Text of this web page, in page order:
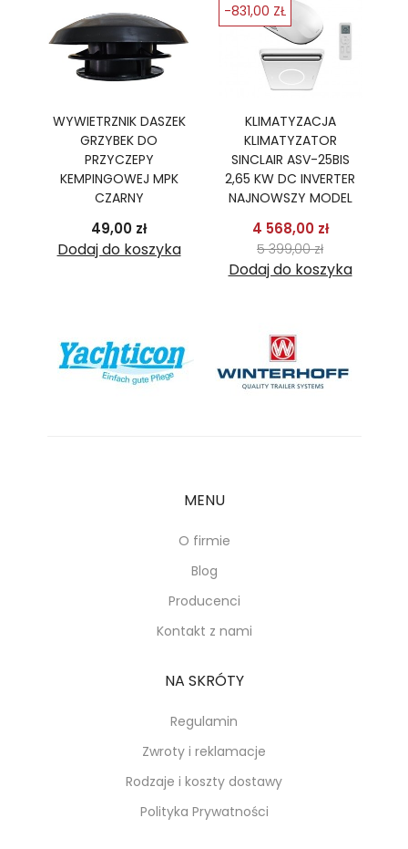
WYWIETRZNIK DASZEK
GRZYBEK DO
PRZYCZEPY
KEMPINGOWEJ MPK
CZARNY
49,00 złCena
Dodaj do koszyka
KLIMATYZACJA
KLIMATYZATOR
SINCLAIR ASV-25BIS
2,65 KW DC INVERTER
NAJNOWSZY MODEL
4 568,00 złCena
5 399,00 złCena
Dodaj do koszyka
-831,00 ZŁ
MENU
O firmie
Blog
Producenci
Kontakt z nami
NA SKRÓTY
Regulamin
Zwroty i reklamacje
Rodzaje i koszty dostawy
Polityka Prywatności